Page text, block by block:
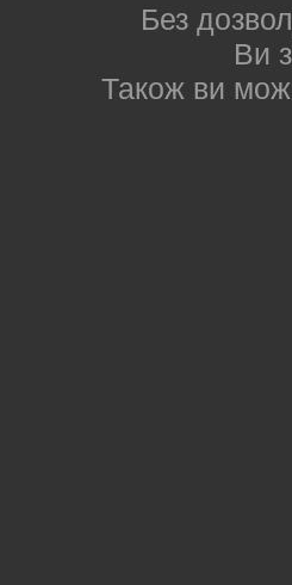
Без
Ви
Також ви